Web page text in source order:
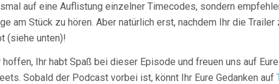
auf eine Auflistung einzelner Timecodes, sondern
am Stück zu hören. Aber natürlich erst, nachdem Ihr die
(siehe unten)!
hoffen, Ihr habt Spaß bei dieser Episode und freuen uns auf
Sobald der Podcast vorbei ist, könnt Ihr Eure Gedanken auf